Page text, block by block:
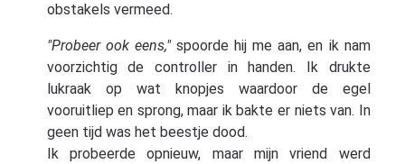
obstakels vermeed.
"Probeer ook eens,"spoorde hij me aan, en ik nam
voorzichtig de controller in handen. Ik drukte
lukraak op wat knopjes waardoor de egel
vooruitliep en sprong, maar ik bakte er niets van. In
geen tijd was het beestje dood.
Ik probeerde opnieuw, maar mijn vriend werd